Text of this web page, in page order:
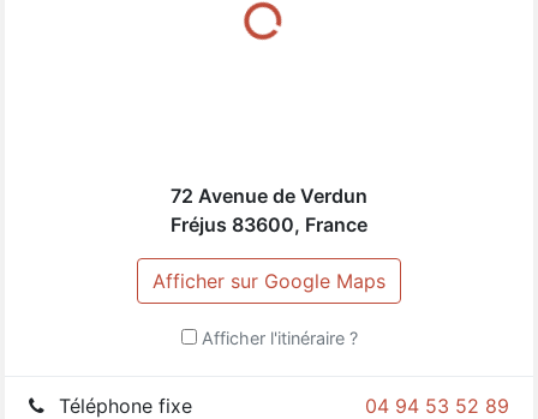
72 Avenue de Verdun
Fréjus 83600, France
Afficher sur Google Maps
Afficher l'itinéraire ?
04 94 53 52 89
Téléphone fixe